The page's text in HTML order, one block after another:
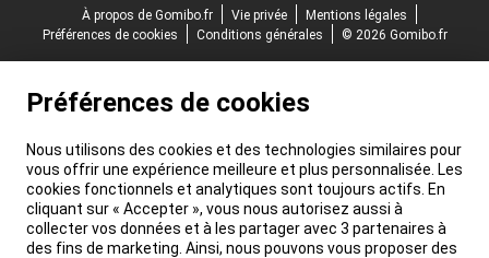
À propos de Gomibo.fr
Vie privée
Mentions légales
Préférences de cookies
Conditions générales © 2026 Gomibo.fr
Préférences de cookies
Nous utilisons des cookies et des technologies similaires pour
vous offrir une expérience meilleure et plus personnalisée. Les
cookies fonctionnels et analytiques sont toujours actifs. En
cliquant sur « Accepter », vous nous autorisez aussi à
collecter vos données et à les partager avec 3 partenaires à
des fins de marketing. Ainsi, nous pouvons vous proposer des